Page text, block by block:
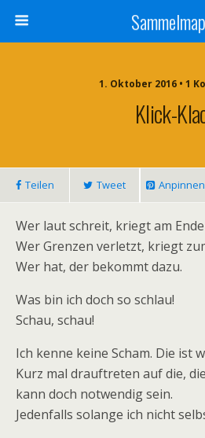
1. Oktober 2016 • 1
Klick-
Teilen Tweet Anpinnen
Wer laut schreit, kriegt am
Wer Grenzen verletzt, kriegt
Wer hat, der bekommt dazu.
Was bin ich doch so schlau!
Schau, schau!
Ich kenne keine Scham. Die ist
Kurz mal drauftreten auf die,
kann doch notwendig sein.
Jedenfalls solange ich nicht